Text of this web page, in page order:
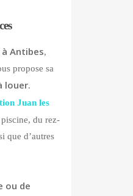
Antibes,
propose sa
louer.
Juan les
du rez-
que d’autres
ou de